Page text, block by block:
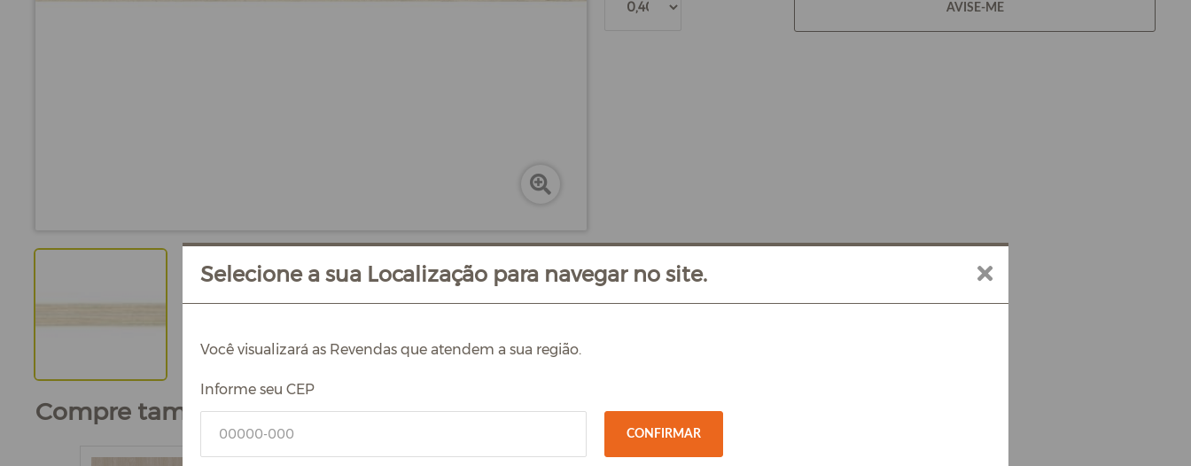
AVISE-ME
Compre também
Você visualizará as Revendas que atendem a sua região.
Informe seu CEP
CONFIRMAR
Selecione a sua Localização para navegar no site.